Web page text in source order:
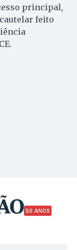
principal,
feito
50 ANOS